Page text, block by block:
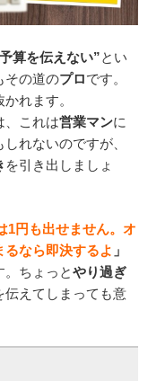
算を伝えない”とい
その道のプロです。
かれます。
、これは営業マンに
れないのですが、
を引き出しましょ
1円も出せません。オ
なら即決するよ 」
。ちょっとやり過ぎ
伝えてしまっても意